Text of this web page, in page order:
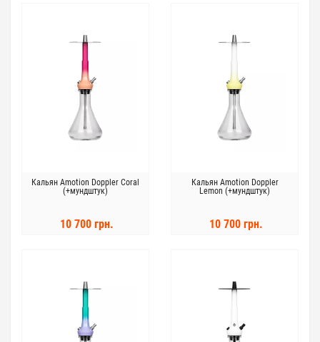
Кальян Amotion Doppler Coral
(+мундштук)
10 700 грн.
Кальян Amotion Doppler
Lemon (+мундштук)
10 700 грн.